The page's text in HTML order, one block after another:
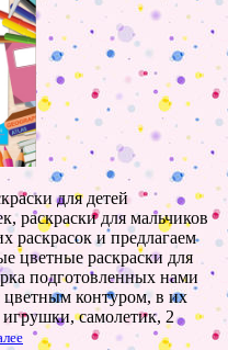
для детей
раскраски для мальчиков
раскрасок и предлагаем
цветные раскраски для
подготовленных нами
цветным контуром, в их
самолетик, 2